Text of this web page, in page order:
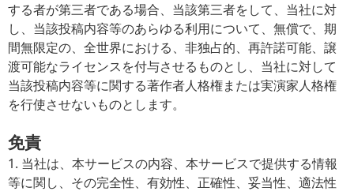
する者が第三者である場合、当該第三者をして、当社に対
し、当該投稿内容等のあらゆる利用について、無償で、期
間無限定の、全世界における、非独占的、再許諾可能、譲
渡可能なライセンスを付与させるものとし、当社に対して
当該投稿内容等に関する著作者人格権または実演家人格権
を行使させないものとします。
免責
1. 当社は、本サービスの内容、本サービスで提供する情報
等に関し、その完全性、有効性、正確性、妥当性、適法性